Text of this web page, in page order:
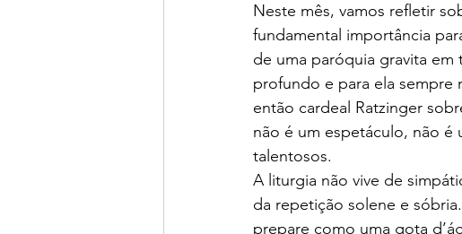
Neste mês, vamos refletir
fundamental importância
de uma paróquia gravita
profundo e para ela sempre
então cardeal Ratzinger
não é um espetáculo, não é
talentosos.
A liturgia não vive de
da repetição solene e
prepare como uma gota